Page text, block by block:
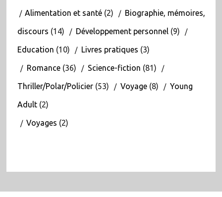
Alimentation et santé(2) Biographie, mémoires,
discours (14) Développement personnel(9)
Education (10) Livres pratiques (3)
Romance(36) Science-fiction (81)
Thriller/Polar/Policier(53) Voyage(8) Young
Adult(2)
Voyages (2)